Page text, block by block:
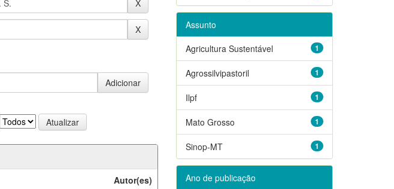
Autor(es)
Assunto
1
Agricultura Sustentável
1
Agrossilvipastoril
1
Ilpf
1
Mato Grosso
1
Sinop-MT
Ano de publicação